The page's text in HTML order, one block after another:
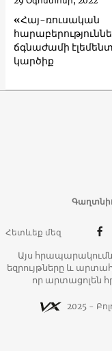
«Հայ-ռուսական
ճգնաժամի
կարծիք
Հետևեք մեզ
Այս
եզրույթները և
որ արտացոլեն
2025 -